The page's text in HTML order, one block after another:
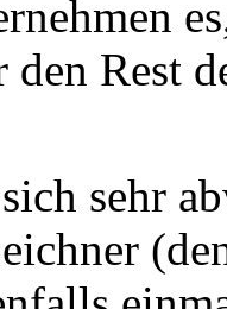
Rest
sehr